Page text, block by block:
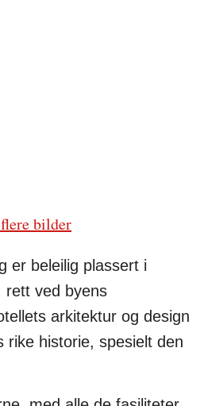
bilder
er beleilig plassert i
rett ved byens
arkitektur og design
rike historie, spesielt den